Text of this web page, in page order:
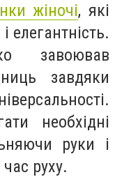
жіночі, які
елегантність.
завоював
завдяки
необхідні
руки і
руху.